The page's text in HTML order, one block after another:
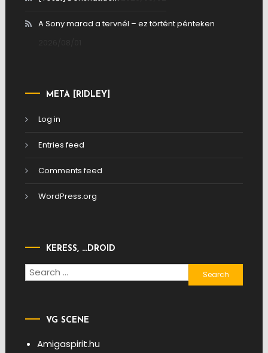
A Sony marad a tervnél – ez történt pénteken
META [RIDLEY]
Log in
Entries feed
Comments feed
WordPress.org
KERESS, …DROID
Search
for:
VG SCENE
Amigaspirit.hu